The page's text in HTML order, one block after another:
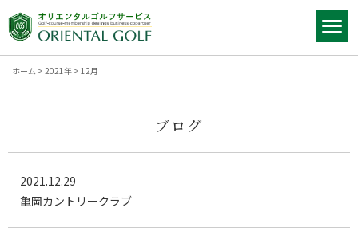
ホーム > 2021年 > 12月
ブログ
2021.12.29
亀岡カントリークラブ